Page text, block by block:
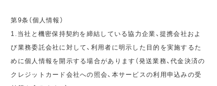
第9条（個人情報）
1.当社と機密保持契約を締結している協力企業、提携会社およ
び業務委託会社に対して、利用者に明示した目的を実施するた
めに個人情報を開示する場合があります（発送業務、代金決済の
クレジットカード会社への照会、本サービスの利用申込みの受